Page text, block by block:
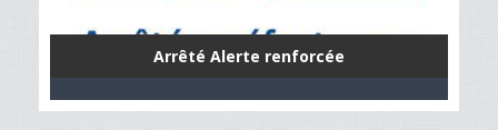
Arrêté Alerte renforcée